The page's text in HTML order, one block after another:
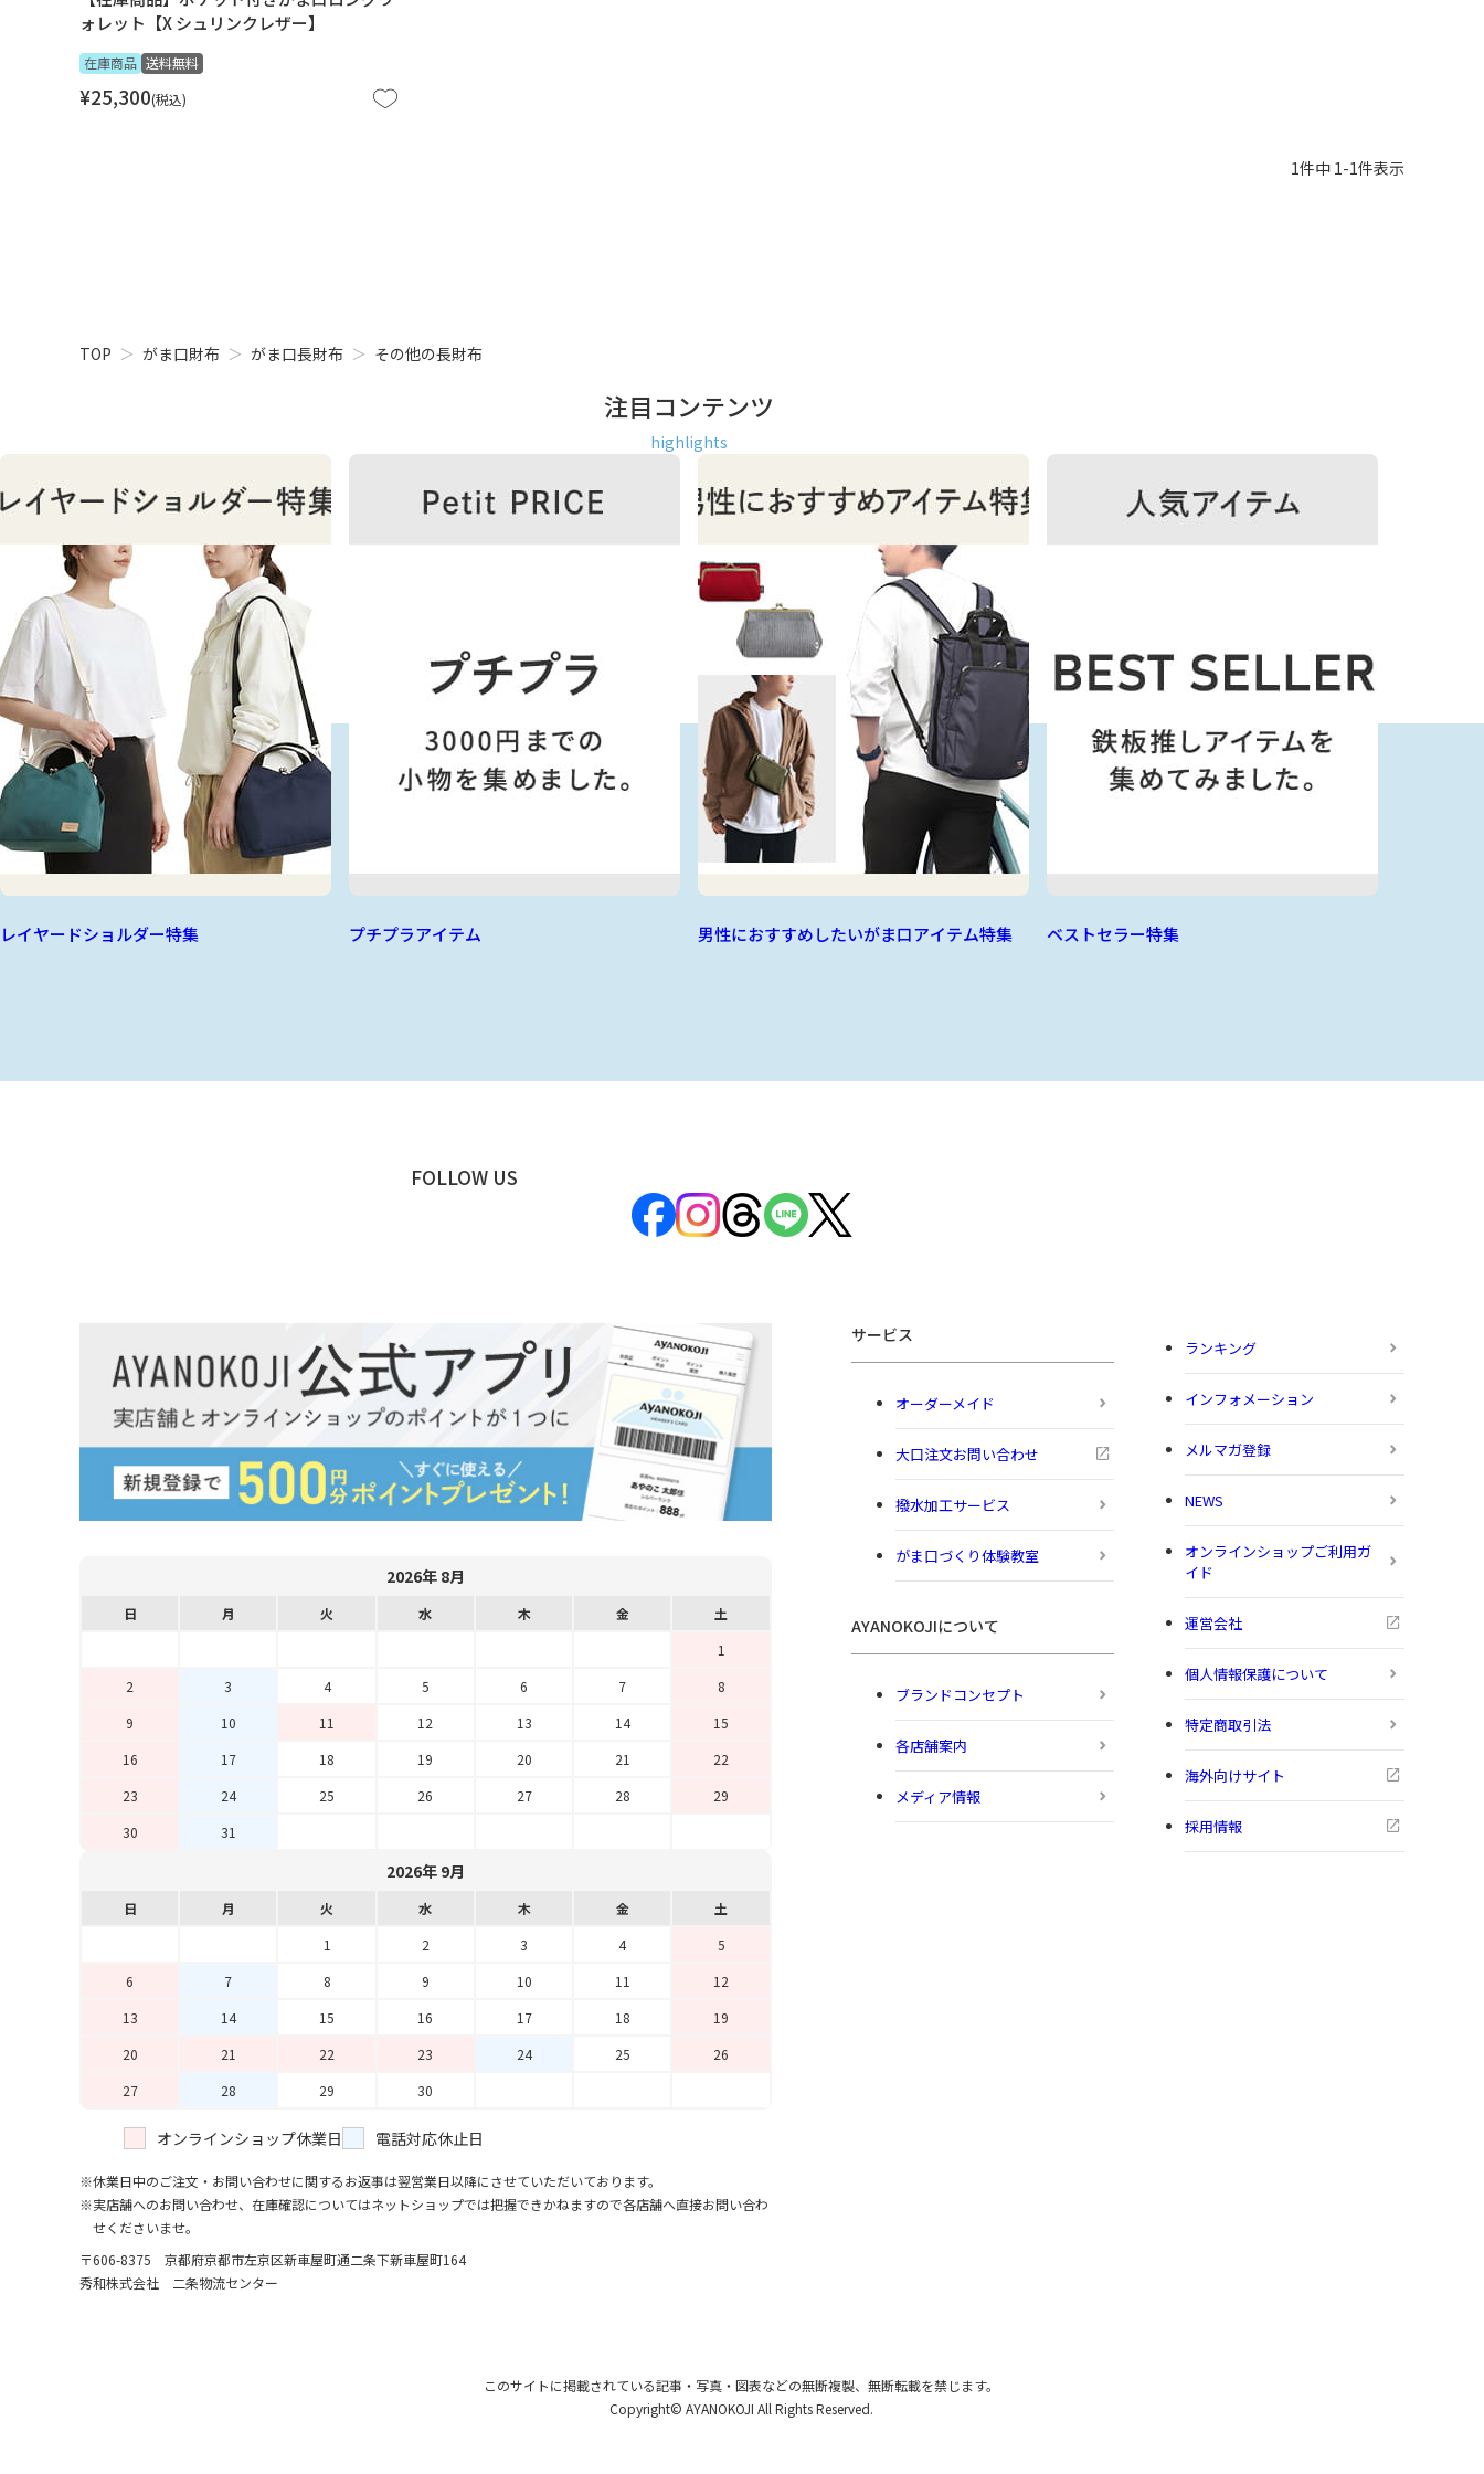
ォレット【X シュリンクレザー】
在庫商品 送料無料
¥25,300 税込
1件中 1-1件表示
TOP がま口財布 がま口長財布 その他の長財布
注目コンテンツ
highlights
レイヤードショルダー特集 プチプラアイテム 男性におすすめしたいがま口アイテム特集 ベストセラー特集
FOLLOW US
2026年 8月
日 月 火 水 木 金
土
1
2
3 4 5 6 7
8
9
10 11 12 13 14
15
16
17 18 19 20 21
22
23
24 25 26 27 28
29
30
31
2026年 9月
日 月 火 水 木 金
土
1
2 3 4
5
6
7 8 9 10 11
12
13
14 15 16 17 18
19
20
21 22 23 24 25
26
27
28 29 30
オンラインショップ休業日 電話対応休止日
休業日中のご注文・お問い合わせに関するお返事は翌営業日以降にさせていただいております。
実店舗へのお問い合わせ、在庫確認についてはネットショップでは把握できかねますので各店舗へ直接お問い合わ
せくださいませ。
〒606-8375 京都府京都市左京区新車屋町通二条下新車屋町164
秀和株式会社 二条物流センター
サービス
オーダーメイド
大口注文お問い合わせ
撥水加工サービス
がま口づくり体験教室
AYANOKOJIについて
ブランドコンセプト
各店舗案内
メディア情報
ランキング
インフォメーション
メルマガ登録
NEWS
オンラインショップご利用ガ
イド
運営会社
個人情報保護について
特定商取引法
海外向けサイト
採用情報
このサイトに掲載されている記事・写真・図表などの無断複製、無断転載を禁じます。
Copyright© AYANOKOJI All Rights Reserved.